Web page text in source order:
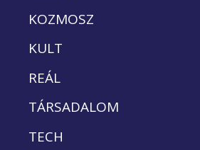
KOZMOSZ
KULT
REÁL
TÁRSADALOM
TECH